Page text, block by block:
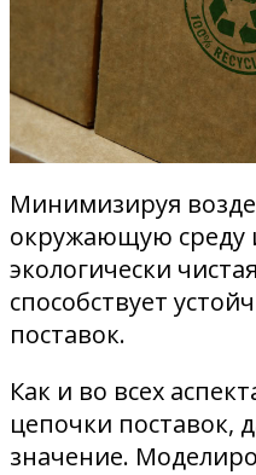
Минимизируя
окружающую среду
экологически
способствует
поставок.
Как и во всех
цепочки поставок,
значение.